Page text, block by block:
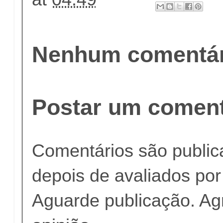
Nenhum
Postar um
Comentários são
depois de avaliados
Aguarde publicação.